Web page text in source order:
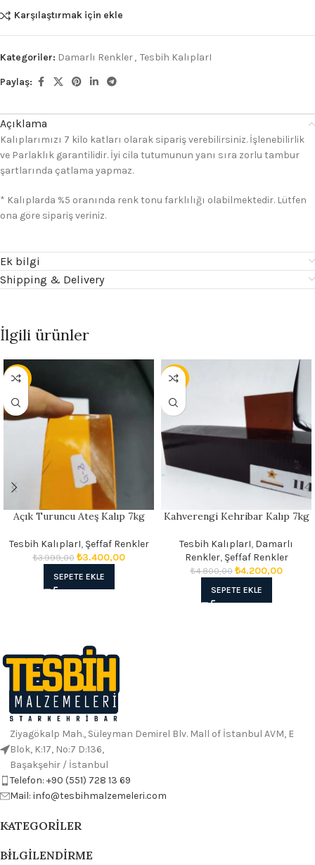
Karşılaştırmak için ekle
Kategoriler: Damarlı Renkler, Tesbih KalıplarI
Paylaş:
Açıklama
Kalıplarımızı 7 kilo katları olarak sipariş verebilirsiniz. İşlenebilirlik
ve Parlaklık garantilidir. İyi cila tutumunun yanı sıra zorlu tambur
şartlarında çatlama yapmaz.
* Kalıplarda %5 oranında renk tonu farklılığı olabilmektedir. Lütfen
ona göre sipariş veriniz.
Ek bilgi
Shipping & Delivery
İlgili ürünler
- 15%
Açık Turuncu Ateş Kalıp 7kg
Tesbih KalıplarI, Şeffaf Renkler
₺3.999,00 ₺3.400,00
SEPETE EKLE
- 13%
Kahverengi Kehribar Kalıp 7kg
Tesbih KalıplarI, Damarlı
Renkler, Şeffaf Renkler
₺4.800,00 ₺4.200,00
SEPETE EKLE
Ziyagökalp Mah., Süleyman Demirel Blv. Mall of İstanbul AVM, E
Blok, K:17, No:7 D:136,
Başakşehir / İstanbul
Telefon: +90 (551) 728 13 69
Mail: info@tesbihmalzemeleri.com
KATEGORILER
BILGILENDIRME